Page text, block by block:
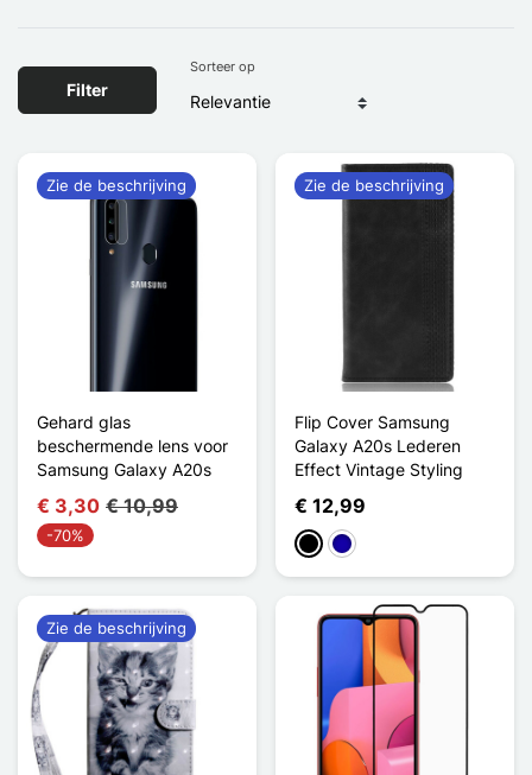
Filter
Sorteer op
Gehard glas
beschermende lens voor
Samsung Galaxy A20s
€ 3,30 € 10,99
-70%
Zie de beschrijving
Flip Cover Samsung
Galaxy A20s Lederen
Effect Vintage Styling
€ 12,99
ZwartDonkerblauw
Zie de beschrijving
Zie de beschrijving